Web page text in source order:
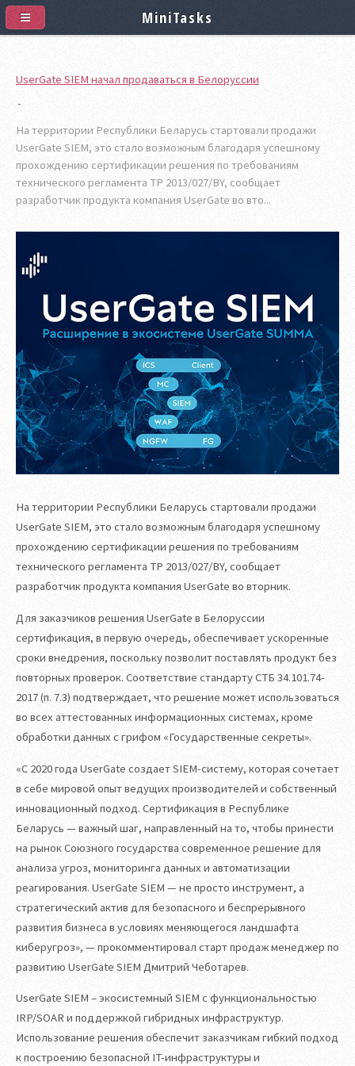
UserGate SIEM начал продаваться в Белоруссии
На территории Республики Беларусь стартовали продажи
UserGate SIEM, это стало возможным благодаря успешному
прохождению сертификации решения по требованиям
технического регламента ТР 2013/027/BY, сообщает
разработчик продукта компания UserGate во вто...
На территории Республики Беларусь стартовали продажи
UserGate SIEM, это стало возможным благодаря успешному
прохождению сертификации решения по требованиям
технического регламента ТР 2013/027/BY, сообщает
разработчик продукта компания UserGate во вторник.
Для заказчиков решения UserGate в Белоруссии
сертификация, в первую очередь, обеспечивает ускоренные
сроки внедрения, поскольку позволит поставлять продукт без
повторных проверок. Соответствие стандарту СТБ 34.101.74-
2017 (п. 7.3) подтверждает, что решение может использоваться
во всех аттестованных информационных системах, кроме
обработки данных с грифом «Государственные секреты».
«С 2020 года UserGate создает SIEM-сиcтему, которая сочетает
в себе мировой опыт ведущих производителей и собственный
инновационный подход. Сертификация в Республике
Беларусь — важный шаг, направленный на то, чтобы принести
на рынок Союзного государства современное решение для
анализа угроз, мониторинга данных и автоматизации
реагирования. UserGate SIEM — не просто инструмент, а
стратегический актив для безопасного и беспрерывного
развития бизнеса в условиях меняющегося ландшафта
киберугроз», — прокомментировал старт продаж менеджер по
развитию UserGate SIEM Дмитрий Чеботарев.
UserGate SIEM – экосистемный SIEM с функциональностью
IRP/SOAR и поддержкой гибридных инфраструктур.
Использование решения обеспечит заказчикам гибкий подход
к построению безопасной IT-инфраструктуры и
MiniTasks